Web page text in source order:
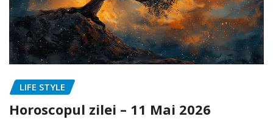
LIFE STYLE
Horoscopul zilei – 11 Mai 2026